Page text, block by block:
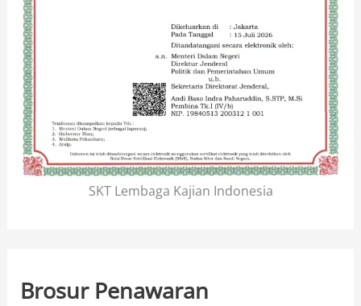
SKT Lembaga Kajian Indonesia
Brosur Penawaran